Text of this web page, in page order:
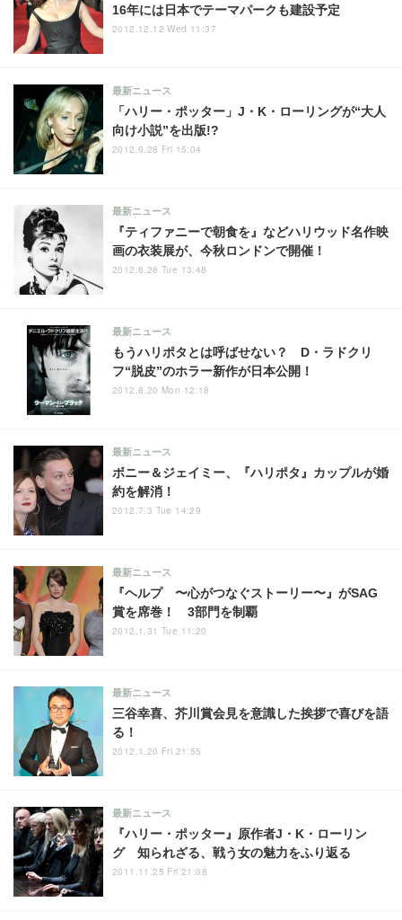
16年には日本でテーマパークも建設予定
2012.12.12 Wed 11:37
「ハリー・ポッター」J・K・ローリングが“大人
向け小説”を出版!?
最新ニュース
2012.9.28 Fri 15:04
『ティファニーで朝食を』などハリウッド名作映
画の衣装展が、今秋ロンドンで開催！
最新ニュース
2012.8.28 Tue 13:48
もうハリポタとは呼ばせない？ D・ラドクリ
フ“脱皮”のホラー新作が日本公開！
最新ニュース
2012.8.20 Mon 12:18
ボニー＆ジェイミー、『ハリポタ』カップルが婚
約を解消！
最新ニュース
2012.7.3 Tue 14:29
『ヘルプ 〜心がつなぐストーリー〜』がSAG
賞を席巻！ 3部門を制覇
最新ニュース
2012.1.31 Tue 11:20
三谷幸喜、芥川賞会見を意識した挨拶で喜びを語
る！
最新ニュース
2012.1.20 Fri 21:55
『ハリー・ポッター』原作者J・K・ローリン
グ 知られざる、戦う女の魅力をふり返る
最新ニュース
2011.11.25 Fri 21:08